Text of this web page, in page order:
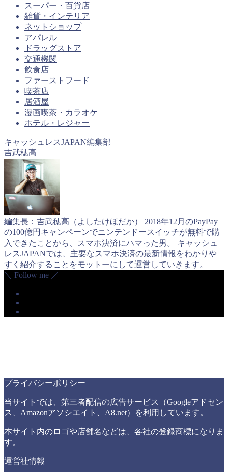
スーパー・百貨店
雑貨・インテリア
ネットショップ
アパレル
ドラッグストア
交通機関
飲食店
ファーストフード
喫茶店
居酒屋
漫画喫茶・カラオケ
ホテル・レジャー
キャッシュレスJAPAN編集部
吉武穂高
編集長：吉武穂高（よしたけほだか） 2018年12月のPayPay
の100億円キャンペーンでニンテンドースイッチが無料で購
入できたことから、スマホ決済にハマった男。 キャッシュ
レスJAPANでは、主要なスマホ決済の最新情報をわかりや
すく紹介することをモットーにして運営していきます。
＼ Follow me ／
プライバシーポリシー
当サイトでは、第三者配信の広告サービス（Googleアドセン
ス、Amazonアソシエイト、A8.net）を利用しています。
本サイト内のロゴや店舗名などは、各社の登録商標になりま
す。
運営社情報